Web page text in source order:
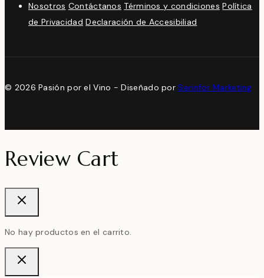
Nosotros Contáctanos Términos y condiciones Política
de Privacidad Declaración de Accesibiliad
© 2026 Pasión por el Vino - Diseñado porSerinfor Marketing
Review Cart
No hay productos en el carrito.